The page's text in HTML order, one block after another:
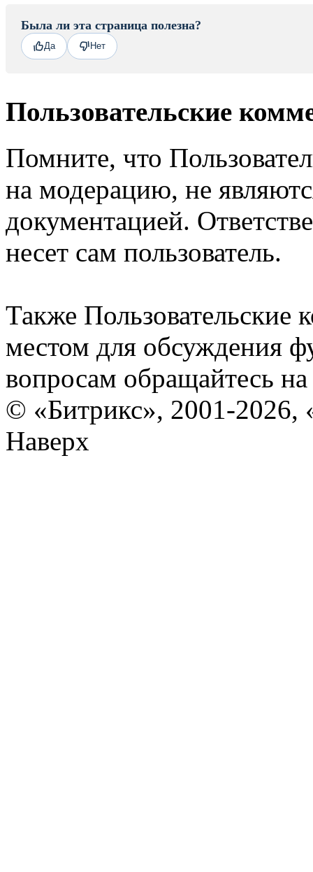
Была ли эта страница полезна?
Да Нет
Пользовательские
Помните, что
на модерацию, не
документацией.
несет сам пользователь.
Также Пользовательские
местом для обсуждения
вопросам обращайтесь
© «Битрикс», 2001-2026,
Наверх